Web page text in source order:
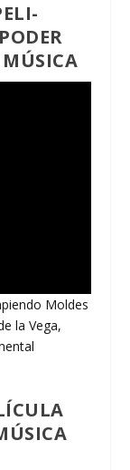
Moldes
la Vega,